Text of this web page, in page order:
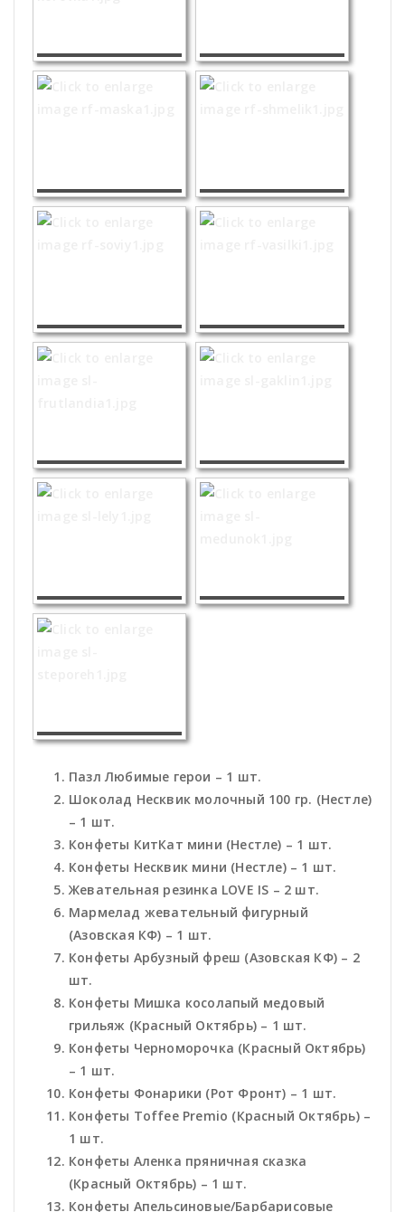
Пазл Любимые герои – 1 шт.
Шоколад Несквик молочный 100 гр. (Нестле)
– 1 шт.
Конфеты КитКат мини (Нестле) – 1 шт.
Конфеты Несквик мини (Нестле) – 1 шт.
Жевательная резинка LOVE IS – 2 шт.
Мармелад жевательный фигурный
(Азовская КФ) – 1 шт.
Конфеты Арбузный фреш (Азовская КФ) – 2
шт.
Конфеты Мишка косолапый медовый
грильяж (Красный Октябрь) – 1 шт.
Конфеты Черноморочка (Красный Октябрь)
– 1 шт.
Конфеты Фонарики (Рот Фронт) – 1 шт.
Конфеты Toffee Premio (Красный Октябрь) –
1 шт.
Конфеты Аленка пряничная сказка
(Красный Октябрь) – 1 шт.
Конфеты Апельсиновые/Барбарисовые